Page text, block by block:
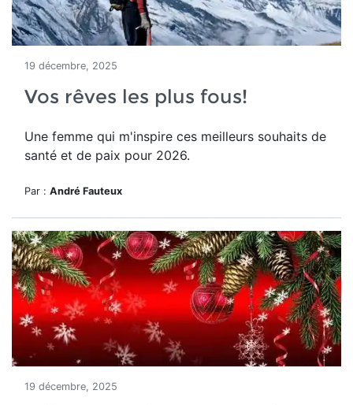
19 décembre, 2025
Vos rêves les plus fous!
Une femme qui m'inspire ces meilleurs souhaits de
santé et de paix pour 2026.
Par : André Fauteux
19 décembre, 2025